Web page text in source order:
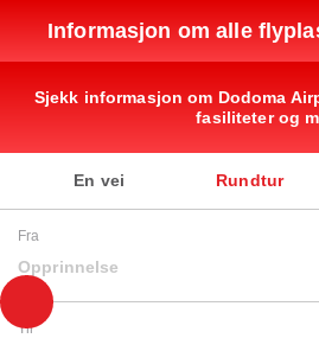
Informasjon om alle
Sjekk informasjon om Dodoma
fasiliteter og
En vei Rundtur
Fra
Opprinnelse
Til